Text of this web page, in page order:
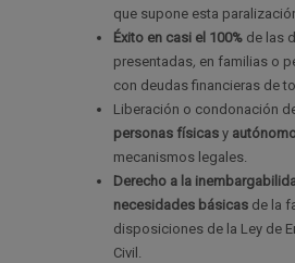
que supone esta
Éxito en casi el 100% de las
presentadas, en familias o
con deudas financieras de
Liberación o condonación
personas físicas y
mecanismos legales.
Derecho a la
necesidades básicas de la
disposiciones de la Ley de
Civil.